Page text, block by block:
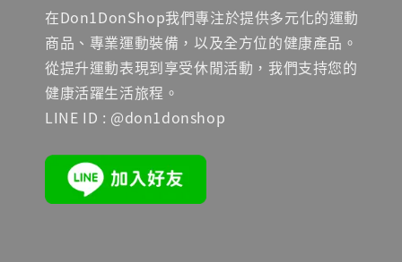
在Don1DonShop我們專注於提供多元化的運動
商品、專業運動裝備，以及全方位的健康產品。
從提升運動表現到享受休閒活動，我們支持您的
健康活躍生活旅程。
LINE ID : @don1donshop